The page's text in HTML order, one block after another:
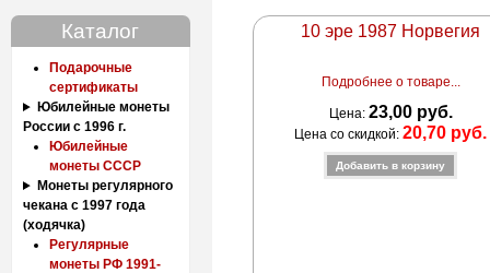
Каталог
Подарочные
сертификаты
Юбилейные монеты
России с 1996 г.
Юбилейные
монеты СССР
Монеты регулярного
чекана с 1997 года
(ходячка)
Регулярные
монеты РФ 1991-
10 эре 1987 Норвегия
Подробнее о товаре...
Цена: 23,00 руб.
Цена со скидкой:20,70 руб.